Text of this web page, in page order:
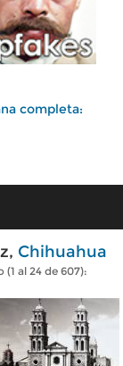
completa:
Chihuahua
al 24 de 607):